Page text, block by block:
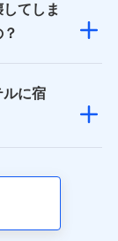
てしま
ルに宿